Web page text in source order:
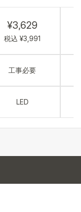
¥3,629
税込 ¥3,991
工事必要
LED